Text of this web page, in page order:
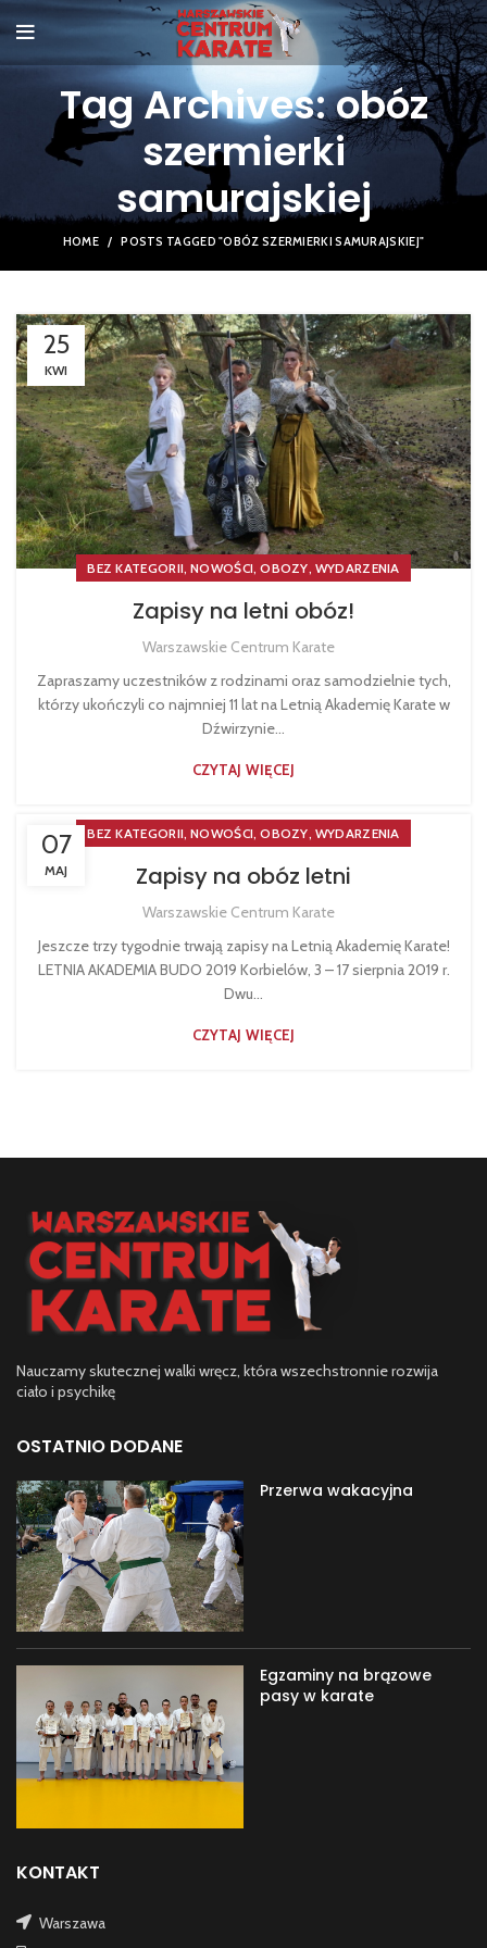
Tag Archives: obóz
szermierki
samurajskiej
HOME POSTS TAGGED "OBÓZ SZERMIERKI SAMURAJSKIEJ"
25
KWI
BEZ KATEGORII,NOWOŚCI,OBOZY, WYDARZENIA
Zapisy na letni obóz!
Warszawskie Centrum Karate
Zapraszamy uczestników z rodzinami oraz samodzielnie tych,
którzy ukończyli co najmniej 11 lat na Letnią Akademię Karate w
Dźwirzynie...
CZYTAJ WIĘCEJ
07
MAJ
BEZ KATEGORII,NOWOŚCI,OBOZY, WYDARZENIA
Zapisy na obóz letni
Warszawskie Centrum Karate
Jeszcze trzy tygodnie trwają zapisy na Letnią Akademię Karate!
LETNIA AKADEMIA BUDO 2019 Korbielów, 3 – 17 sierpnia 2019 r.
Dwu...
CZYTAJ WIĘCEJ
Nauczamy skutecznej walki wręcz, która wszechstronnie rozwija
ciało i psychikę
OSTATNIO DODANE
Przerwa wakacyjna
Egzaminy na brązowe
pasy w karate
KONTAKT
Warszawa